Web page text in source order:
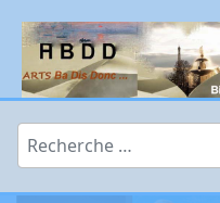
Rechercher